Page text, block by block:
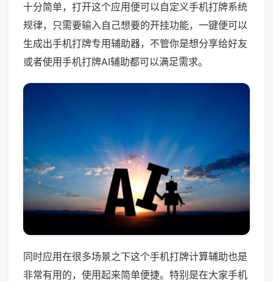
十分简单，打开这个应用便可以自定义手机打牌系统
规律，只需要输入自己想要的开挂功能，一键便可以
生成出手机打牌专用辅助器，不管你是想分享给好友
或者使用手机打牌AI辅助都可以满足需求。
同时应用在很多场景之下这个手机打牌计算辅助也是
非常有用的，使用起来简单便捷。特别是在大家手机